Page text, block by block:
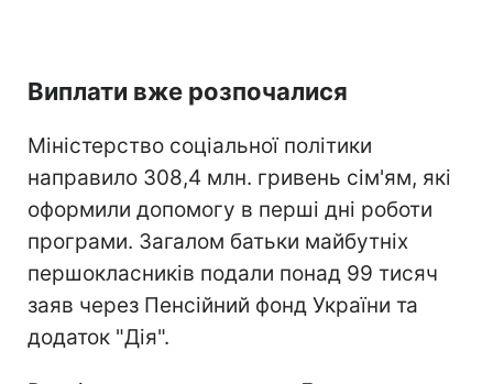
Виплати вже розпочалися
Міністерство соціальної політики
направило 308,4 млн. гривень сім'ям, які
оформили допомогу в перші дні роботи
програми. Загалом батьки майбутніх
першокласників подали понад 99 тисяч
заяв через Пенсійний фонд України та
додаток "Дія".